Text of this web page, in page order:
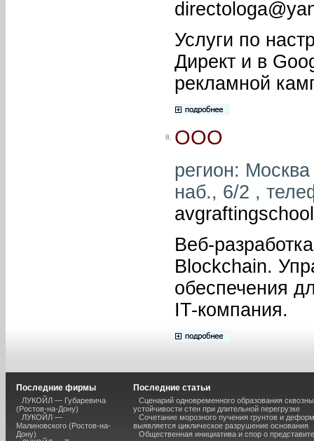
Услуги по
Директ и в
рекламной
8. ООО
регион:
наб., 6/2 ,
Веб-
Blockchain.
обеспечения
IT-компания.
Последние фирмы
ЛУКОЙЛ — Губаревича
(Ростов-на-Дону)
ЛУКОЙЛ —
Малиновского (Ростов-на-
Дону)
Последние статьи
Сценарий одновременного образования
устойчивости стен при длительной перегрузке
Сочетание морозного пучения грунтов и
выявляется циклическое разрушение основания
Общественная инициатива и спор о